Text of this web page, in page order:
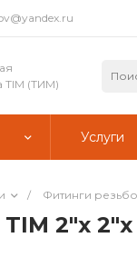
TIM (ТИМ)
Услуги
/ Фитинги
2"x